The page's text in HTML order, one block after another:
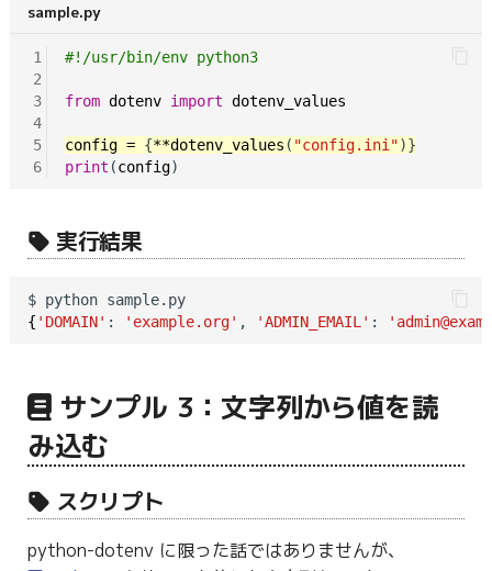
sample.py
1
2
3
4
5
6
#!/usr/bin/env python3
from dotenv import dotenv_values
config = {**dotenv_values ( "config.ini"
print (config
実行結果
$ python sample.py
{ 'DOMAIN' : 'example.org' , 'ADMIN_EMAIL' :
サンプル 3：文字列から値を読
み込む
スクリプト
python-dotenv に限った話ではありませんが、